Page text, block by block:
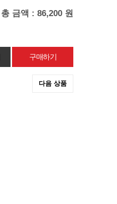
총 금액 : 86,200 원
다음 상품